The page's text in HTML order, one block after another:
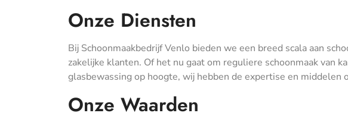
Onze Diensten
Bij Schoonmaakbedrijf Venlo bieden we een breed scala aan
zakelijke klanten. Of het nu gaat om reguliere schoonmaak van
glasbewassing op hoogte, wij hebben de expertise en middelen
Onze Waarden